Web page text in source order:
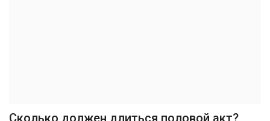
Сколько должен длиться половой акт?